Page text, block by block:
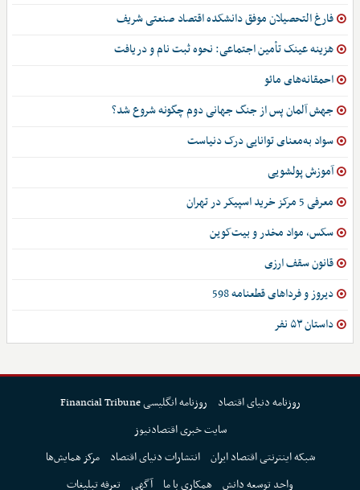
فارغ التحصیلان موفق دانشکده اقتصاد صنعتی شریف
هزینه عینک تأمین اجتماعی: نحوه ثبت نام و دریافت
احمقانه‌های مائو
جهش آلمان پس از جنگ جهانی دوم چگونه شروع شد؟
سواد به‌معنای توانایی درک دنیاست
آموزش پولشویی
معرفی 5 مرکز خرید اسپیکر در تهران
سکس، مواد مخدر و بیت‌کوین
قانون سقف ارزی
دیروز و فرداهای قطعنامه 598
داستان ۵۳ نفر
روزنامه دنیای اقتصاد
روزنامه انگلیسی Financial Tribune
سایت خبری اقتصادنیوز
شبکه اینترنتی اقتصاد ایران انتشارات دنیای اقتصاد
مرکز همایش‌ها
واحد توسعه دانش همکاری با ما آگهی تعرفه تبلیغات